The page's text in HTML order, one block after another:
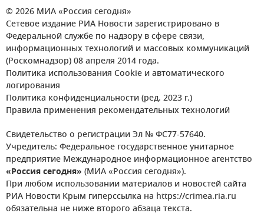
© 2026 МИА «Россия сегодня»
Сетевое издание РИА Новости зарегистрировано в
Федеральной службе по надзору в сфере связи,
информационных технологий и массовых коммуникаций
(Роскомнадзор) 08 апреля 2014 года.
Политика использования Cookie и автоматического
логирования
Политика конфиденциальности (ред. 2023 г.)
Правила применения рекомендательных технологий
Свидетельство о регистрации Эл № ФС77-57640.
Учредитель: Федеральное государственное унитарное
предприятие Международное информационное агентство
«Россия сегодня» (МИА «Россия сегодня»).
При любом использовании материалов и новостей сайта
РИА Новости Крым гиперссылка на https://crimea.ria.ru
обязательна не ниже второго абзаца текста.